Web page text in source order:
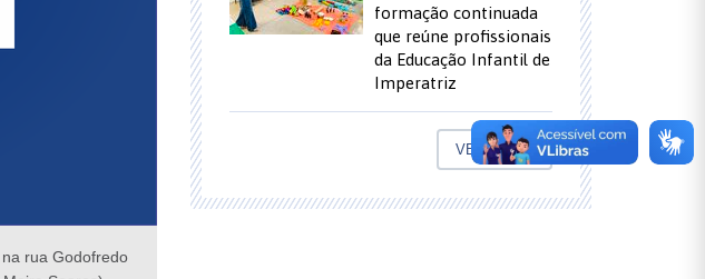
rua Godofredo
formação continuada
que reúne profissionais
da Educação Infantil de
Imperatriz
VEJA MAIS